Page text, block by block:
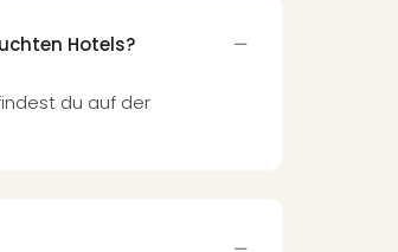
Hotels?
du auf der